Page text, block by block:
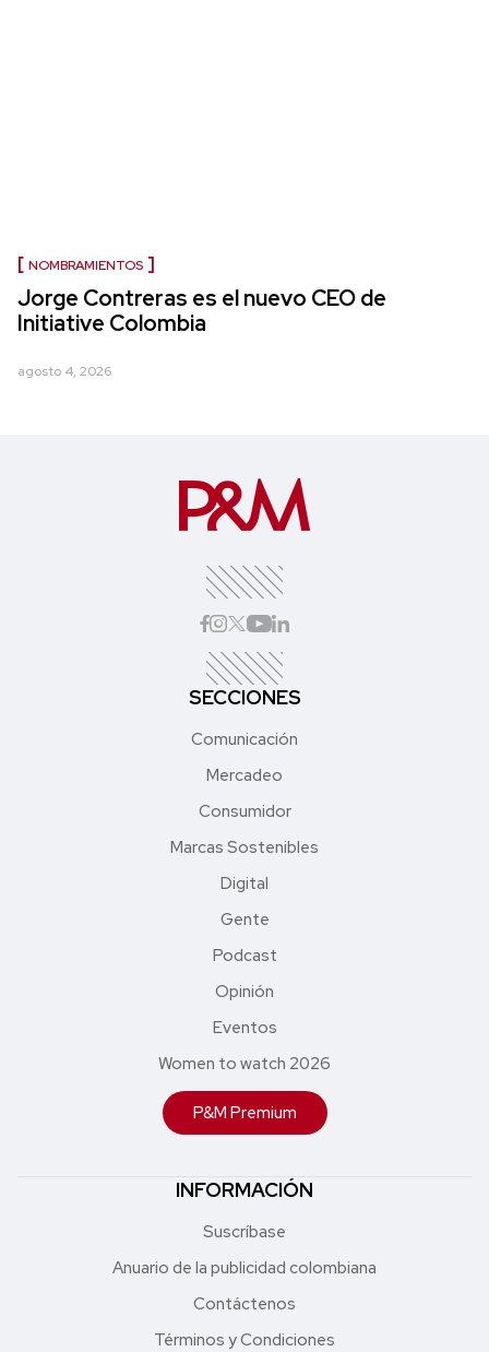
NOMBRAMIENTOS
Jorge Contreras es el nuevo CEO de
Initiative Colombia
agosto 4, 2026
SECCIONES
Comunicación
Mercadeo
Consumidor
Marcas Sostenibles
Digital
Gente
Podcast
Opinión
Eventos
Women to watch 2026
P&M Premium
INFORMACIÓN
Suscríbase
Anuario de la publicidad colombiana
Contáctenos
Términos y Condiciones